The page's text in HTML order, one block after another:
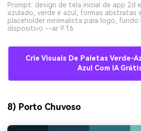
Prompt: design de tela inicial de app 2d
azulado, verde e azul, formas abstratas
placeholder minimalista para logo, fundo
dispositivo --ar 9:16
Crie Visuais De Paletas Verde-
Azul Com IA
8) Porto Chuvoso